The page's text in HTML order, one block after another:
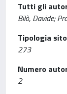
Tutti gli
Bilò, Davide;
Tipologia
273
Numero
2